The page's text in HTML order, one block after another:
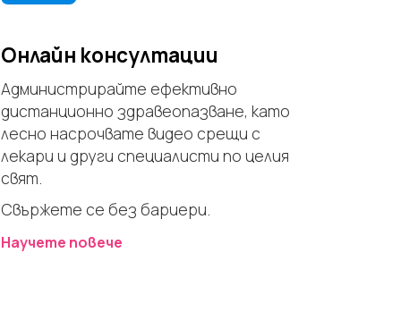
Онлайн консултации
Администрирайте ефективно
дистанционно здравеопазване, като
лесно насрочвате видео срещи с
лекари и други специалисти по целия
свят.
Свържете се без бариери.
Научете повече